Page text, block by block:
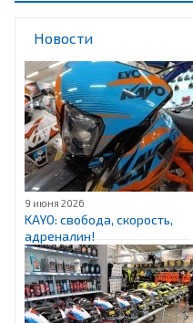
Новости
9 июня 2026
KAYO: свобода, скорость,
адреналин!